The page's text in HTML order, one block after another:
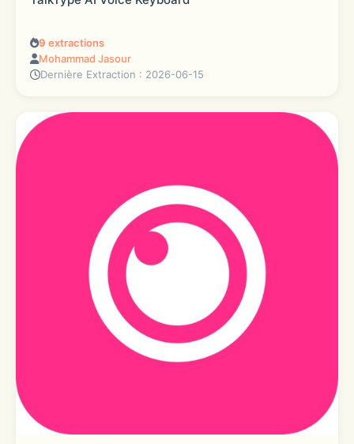
9 extractions
Mohammad Jasour
Dernière Extraction : 2026-06-15